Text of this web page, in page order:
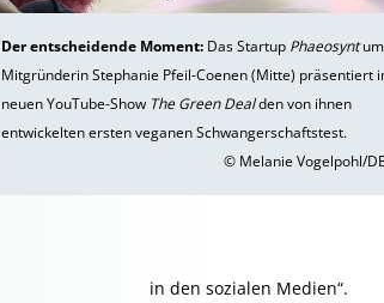
Der entscheidende Moment: Das Startup Phaeosyntum
Mitgründerin Stephanie Pfeil-Coenen (Mitte) präsentiert
neuen YouTube-Show The Green Dealden von ihnen
entwickelten ersten veganen Schwangerschaftstest.
© Melanie Vogelpohl/
in den sozialen Medien“.